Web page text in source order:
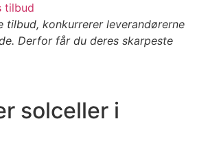
tilbud
tilbud, konkurrerer leverandørerne
Derfor får du deres skarpeste
solceller i